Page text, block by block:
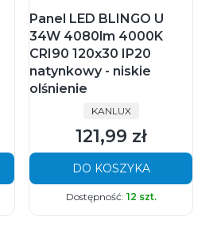
Panel LED BLINGO U
34W 4080lm 4000K
CRI90 120x30 IP20
natynkowy - niskie
olśnienie
PRODUCENT
KANLUX
Cena
121,99 zł
DO KOSZYKA
Dostępność: 12 szt.